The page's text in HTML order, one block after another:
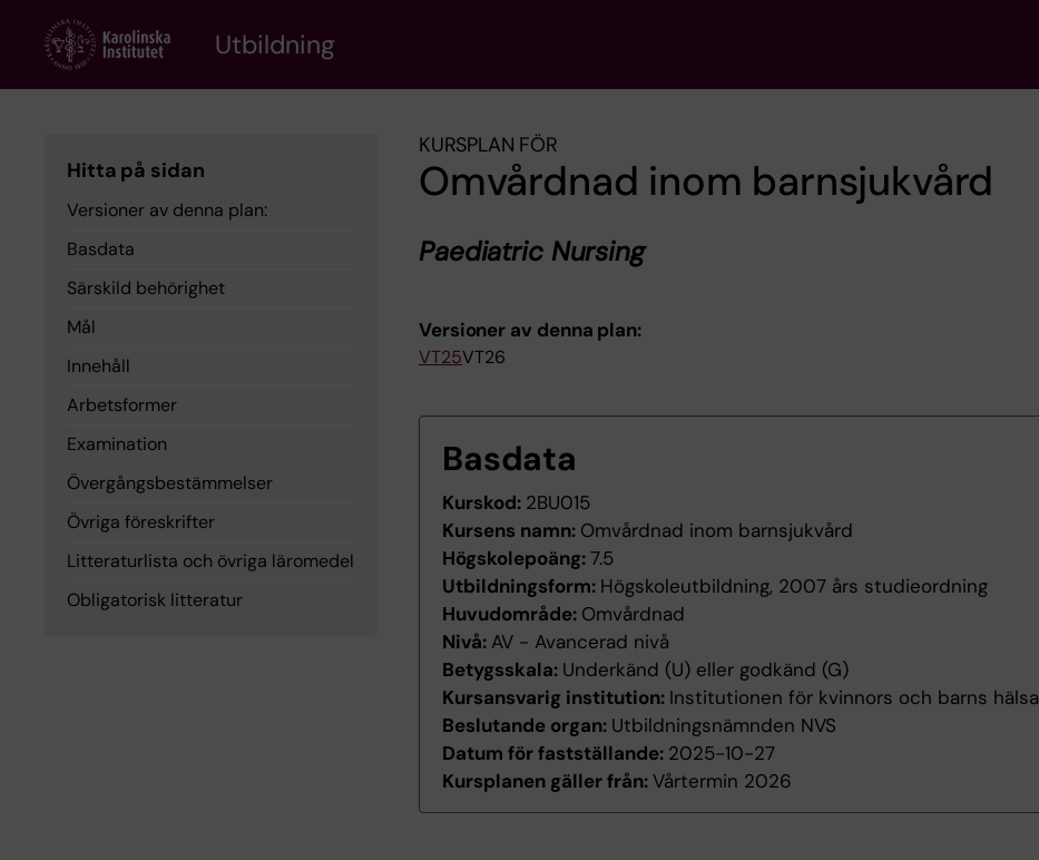
content
Utbildning
Hitta på sidan
Versioner av denna plan:
Basdata
Särskild behörighet
Mål
Innehåll
Arbetsformer
Examination
Övergångsbestämmelser
Övriga föreskrifter
Litteraturlista och övriga läromedel
Obligatorisk litteratur
KURSPLAN FÖR
Omvårdnad inom barnsjukvård
Paediatric Nursing
Versioner av denna plan:
VT25VT26
Basdata
Kurskod: 2BU015
Kursens namn: Omvårdnad inom barnsjukvård
Högskolepoäng:7.5
Utbildningsform: Högskoleutbildning, 2007 års studieordning
Huvudområde: Omvårdnad
Nivå: AV - Avancerad nivå
Betygsskala: Underkänd (U) eller godkänd (G)
Kursansvarig institution: Institutionen för kvinnors och barns hälsa
Beslutande organ: Utbildningsnämnden NVS
Datum för fastställande: 2025-10-27
Kursplanen gäller från:Vårtermin 2026